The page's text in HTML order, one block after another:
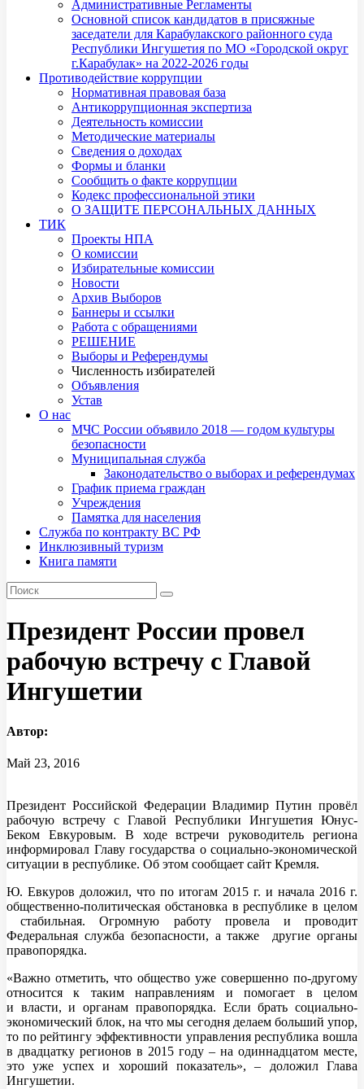
Административные Регламенты
Основной список кандидатов в присяжные
заседатели для Карабулакского районного суда
Республики Ингушетия по МО «Городской округ
г.Карабулак» на 2022-2026 годы
Противодействие коррупции
Нормативная правовая база
Антикоррупционная экспертиза
Деятельность комиссии
Методические материалы
Сведения о доходах
Формы и бланки
Сообщить о факте коррупции
Кодекс профессиональной этики
О ЗАЩИТЕ ПЕРСОНАЛЬНЫХ ДАННЫХ
ТИК
Проекты НПА
О комиссии
Избирательные комиссии
Новости
Архив Выборов
Баннеры и ссылки
Работа с обращениями
РЕШЕНИЕ
Выборы и Референдумы
Численность избирателей
Объявления
Устав
О нас
МЧС России объявило 2018 — годом культуры
безопасности
Муниципальная служба
Законодательство о выборах и референдумах
График приема граждан
Учреждения
Памятка для населения
Служба по контракту ВС РФ
Инклюзивный туризм
Книга памяти
Президент России провел
рабочую встречу с Главой
Ингушетии
Автор:
Май 23, 2016
Президент Российской Федерации Владимир Путин провёл
рабочую встречу с Главой Республики Ингушетия Юнус-
Беком Евкуровым. В ходе встречи руководитель региона
информировал Главу государства о социально-экономической
ситуации в республике. Об этом сообщает сайт Кремля.
Ю. Евкуров доложил, что по итогам 2015 г. и начала 2016 г.
общественно-политическая обстановка в республике в целом
стабильная. Огромную работу провела и проводит
Федеральная служба безопасности, а также другие органы
правопорядка.
«Важно отметить, что общество уже совершенно по‑другому
относится к таким направлениям и помогает в целом
и власти, и органам правопорядка. Если брать социально-
экономический блок, на что мы сегодня делаем больший упор,
то по рейтингу эффективности управления республика вошла
в двадцатку регионов в 2015 году – на одиннадцатом месте,
это уже успех и хороший показатель», – доложил Глава
Ингушетии.